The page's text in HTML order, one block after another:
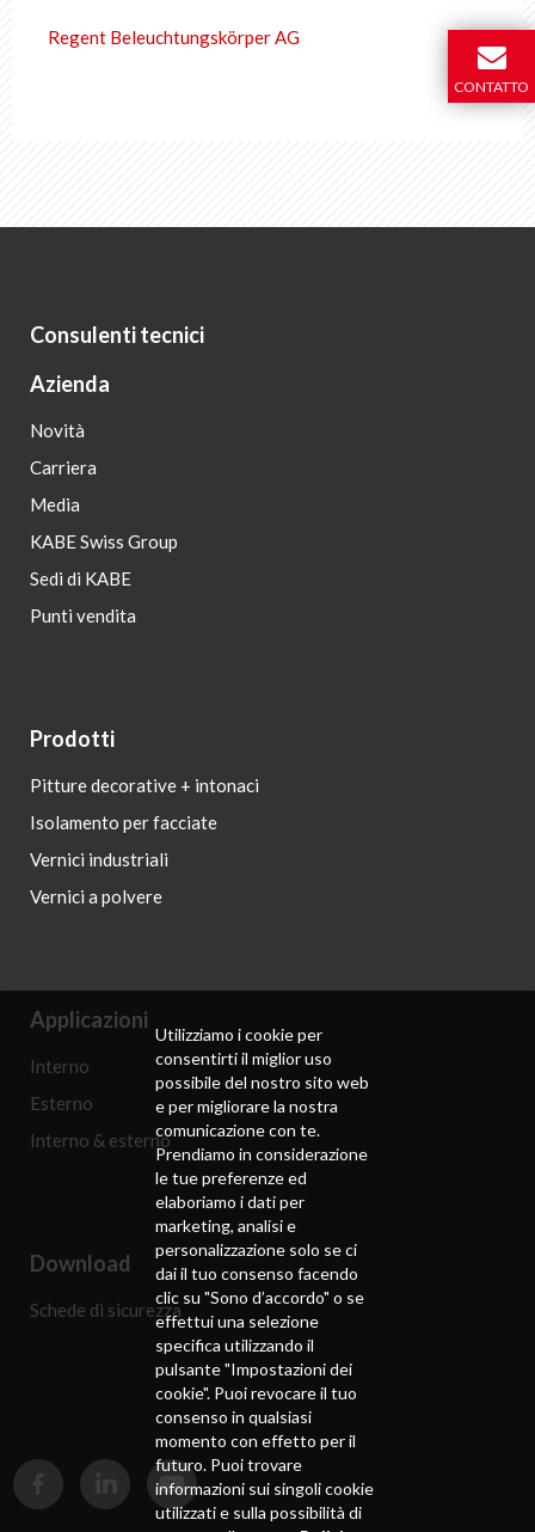
Regent Beleuchtungskörper AG
Consulenti tecnici
Azienda
Novità
Carriera
Media
KABE Swiss Group
Sedi di KABE
Punti vendita
Prodotti
Pitture decorative + intonaci
Isolamento per facciate
Vernici industriali
Vernici a polvere
Applicazioni
Interno
Esterno
Interno & esterno
Download
Schede di sicurezza
CONTATTO
Utilizziamo i cookie per
consentirti il ​​miglior uso
possibile del nostro sito web
e per migliorare la nostra
comunicazione con te.
Prendiamo in considerazione
le tue preferenze ed
elaboriamo i dati per
marketing, analisi e
personalizzazione solo se ci
dai il tuo consenso facendo
clic su "Sono d’accordo" o se
effettui una selezione
specifica utilizzando il
pulsante "Impostazioni dei
cookie". Puoi revocare il tuo
consenso in qualsiasi
momento con effetto per il
futuro. Puoi trovare
informazioni sui singoli cookie
utilizzati e sulla possibilità di